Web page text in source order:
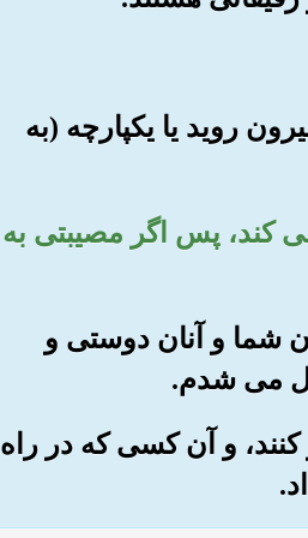
روید یا یکپارچه (به
کند، پس اگر مصیبتی به
شما و آنان دوستی و
می شدم.
کنند، و آن کسی که در راه